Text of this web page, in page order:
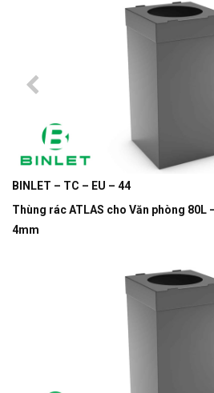
BINLET – TC – EU – 44
Thùng rác ATLAS cho Văn phòng 80L
4mm